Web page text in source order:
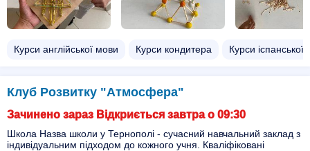
Курси англійської мови Курси кондитера Курси іспанської
Клуб Розвитку "Атмосфера"
Зачинено зараз Відкриється завтра о 09:30
Школа Назва школи у Тернополі - сучасний навчальний заклад з
індивідуальним підходом до кожного учня. Кваліфіковані